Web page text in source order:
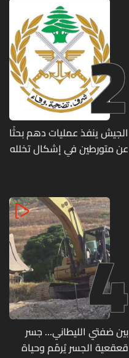
2
الجيش ينفذ عمليات دهم بحثًا
عن متورطين في إشكال تخلله
مزروعة بالماريجوانا
4
بين ضفتي الليطاني... جسر
قعقعية الجسر يُرمّم وحياة